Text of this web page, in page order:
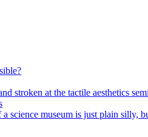
stroken at the tactile aesthetics
museum is just plain silly,